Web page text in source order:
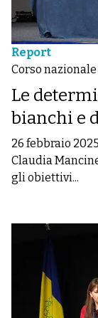
Report
Corso
Le
bianchi e
26 febbraio 2025
Claudia
gli obiettivi...